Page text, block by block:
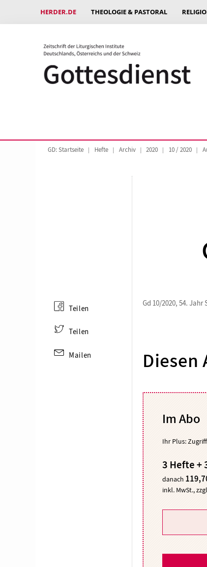
HERDER.DE THEOLOGIE & PASTORAL
GD: Startseite Hefte Archiv 2020 10 / 2020
Gd 10/2020, 54. Jahr
Im Abo
Ihr Plus:
3 Hefte +
danach
inkl. MwSt.,
Teilen
Teilen
Mailen